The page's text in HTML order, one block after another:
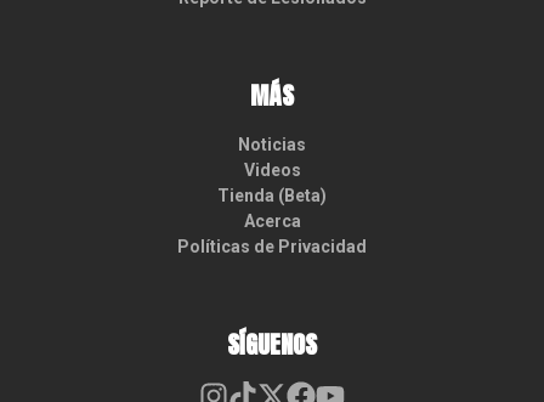
MÁS
Noticias
Videos
Tienda (Beta)
Acerca
Políticas de Privacidad
SÍGUENOS